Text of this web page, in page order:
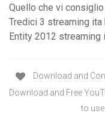
Quello che vi
Tredici 3 streaming ita
Entity 2012 streaming
Download and
Download and Free
to